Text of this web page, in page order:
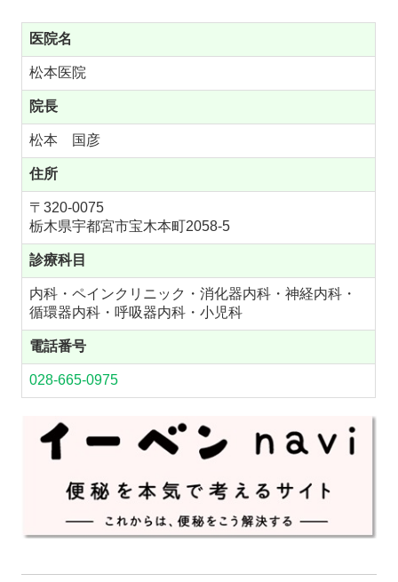
医院名
松本医院
院長
松本 国彦
住所
〒320-0075
栃木県宇都宮市宝木本町2058-5
診療科目
内科・ペインクリニック・消化器内科・神経内科・
循環器内科・呼吸器内科・小児科
電話番号
028-665-0975